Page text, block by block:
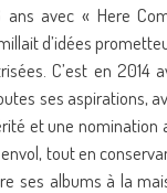
avec « Here
d’idées
C’est en 2014
ses aspirations,
et une nomination
tout en
ses albums à la